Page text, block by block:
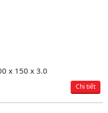
x 150 x 3.0
Chi tiết